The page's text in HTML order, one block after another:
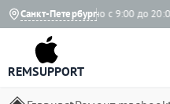
Санкт-Петербург
Ежедневно с 9:00 до 20:00
REMSUPPORT